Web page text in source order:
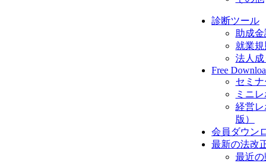
診断ツール
助成
就業
法人
Free
セミ
ミニ
経営レ
版）
会員ダウン
最新の法改
最近の